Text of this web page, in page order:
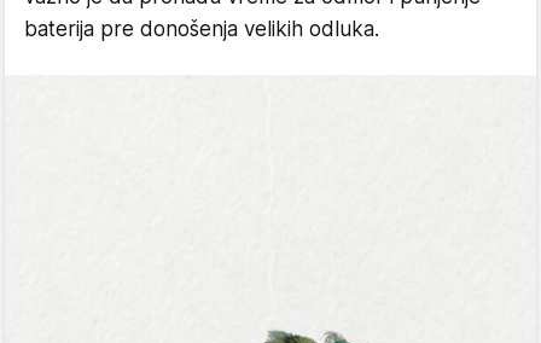
baterija pre donošenja velikih odluka.